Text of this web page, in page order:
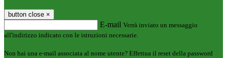
button close ×
E-mail Verrà inviato un messaggio
all'indirizzo indicato con le istruzioni necessarie.
Non hai una e-mail associata al nome utente? Effettua il reset della password